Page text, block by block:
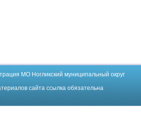
МО Ногликский муниципальный округ
сайта ссылка обязательна